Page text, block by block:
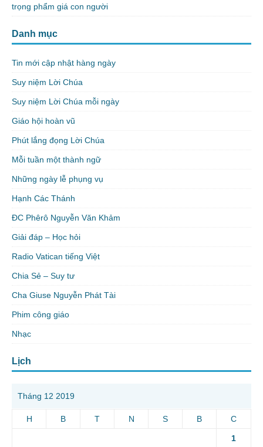
trọng phẩm giá con người
Danh mục
Tin mới cập nhật hàng ngày
Suy niệm Lời Chúa
Suy niệm Lời Chúa mỗi ngày
Giáo hội hoàn vũ
Phút lắng đọng Lời Chúa
Mỗi tuần một thành ngữ
Những ngày lễ phụng vụ
Hạnh Các Thánh
ĐC Phêrô Nguyễn Văn Khảm
Giải đáp – Học hỏi
Radio Vatican tiếng Việt
Chia Sẻ – Suy tư
Cha Giuse Nguyễn Phát Tài
Phim công giáo
Nhạc
Lịch
Tháng 12 2019
H B T N S B C
1